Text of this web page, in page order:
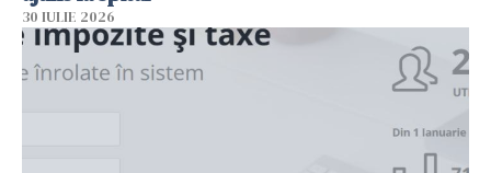
30 IULIE 2026